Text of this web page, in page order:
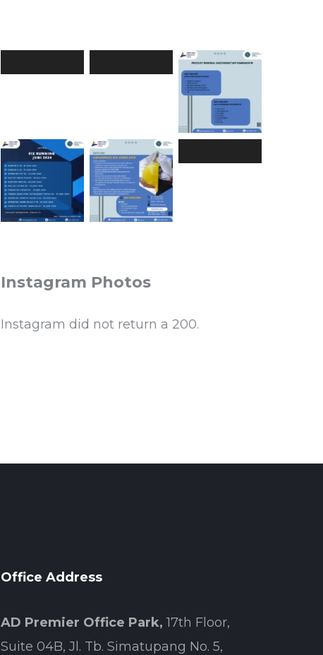
Instagram Photos
Instagram did not return a 200.
Office Address
AD Premier Office Park, 17th Floor,
Suite 04B, Jl. Tb. Simatupang No. 5,